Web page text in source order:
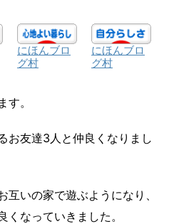
にほんブロ
グ村
にほんブロ
グ村
。
お友達3人と仲良くなりまし
いの家で遊ぶようになり、
くなっていきました。